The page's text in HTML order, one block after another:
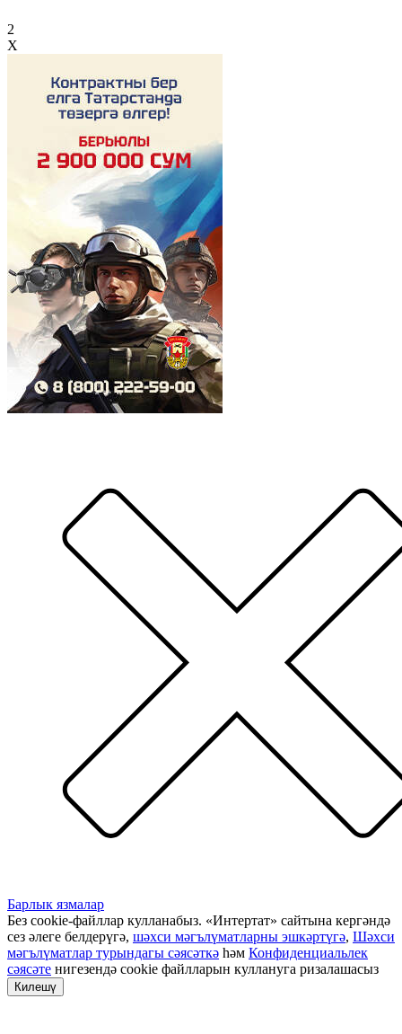
2
X
Барлык язмалар
Без cookie-файллар кулланабыз. «Интертат» сайтына кергәндә
сез әлеге белдерүгә, шәхси мәгълүматларны эшкәртүгә, Шәхси
мәгълүматлар турындагы сәясәткә һәм Конфиденциальлек
сәясәте нигезендә cookie файлларын куллануга ризалашасыз
Килешү